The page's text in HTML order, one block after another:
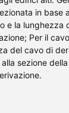
in base
la lunghezza
Per il
del cavo di
sezione